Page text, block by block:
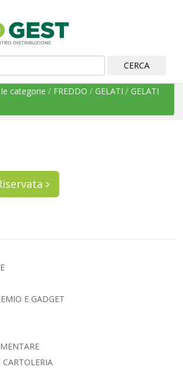
categorie / FREDDO / GELATI / GELATI
E GADGET